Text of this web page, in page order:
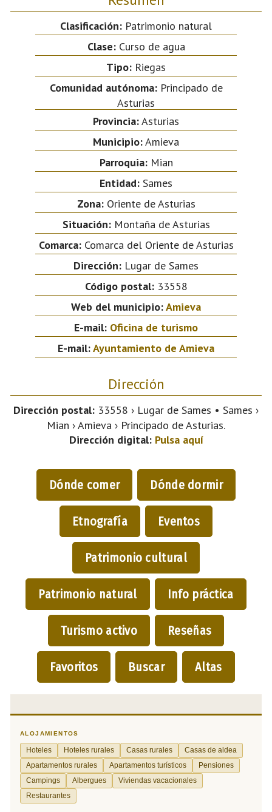
Clasificación: Patrimonio natural
Clase:Curso de agua
Tipo: Riegas
Comunidad autónoma:Principado de
Asturias
Provincia:Asturias
Municipio:Amieva
Parroquia:Mian
Entidad: Sames
Zona:Oriente de Asturias
Situación:Montaña de Asturias
Comarca:Comarca del Oriente de Asturias
Dirección: Lugar de Sames
Código postal:33558
Web del municipio:Amieva
E-mail: Oficina de turismo
E-mail:Ayuntamiento de Amieva
Dirección
Dirección postal: 33558 › Lugar de Sames • Sames ›
Mian › Amieva › Principado de Asturias.
Dirección digital: Pulsa aquí
Dónde comer Dónde dormir
Etnografía Eventos
Patrimonio cultural
Patrimonio natural Info práctica
Turismo activo Reseñas
Favoritos Buscar Altas